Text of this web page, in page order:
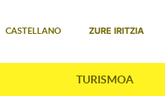
CASTELLANO ZURE IRITZIA
TURISMOA